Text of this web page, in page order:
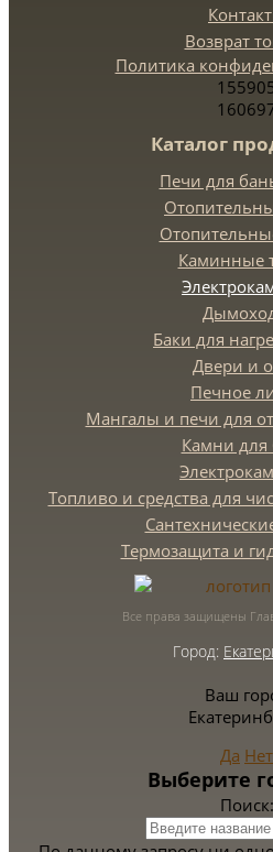
Возврат
Политика
Каталог
Печи для
Каминные
Баки для
Двери и
Печное
Мангалы и печи для
Камни для
Топливо и средства для
Термозащита и
Все права защищены
Город:
Ваш
Да Нет
Выберите
Поиск: